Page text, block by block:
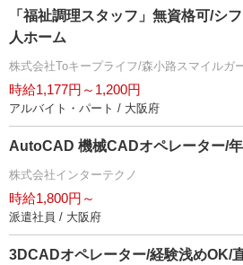
「福祉調理スタッフ」無資格可/シ
人ホーム
株式会社Toキープライフ/森小路スマイルガ
時給1,177円～1,200円
アルバイト・パート / 大阪府
AutoCAD 機械CADオペレーター/
株式会社インターテクノ
時給1,800円～
派遣社員 / 大阪府
3DCADオペレーター/経験浅めOK/